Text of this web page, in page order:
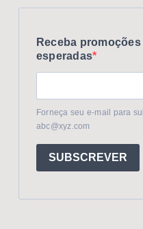
Receba
esperadas
Forneça seu e-mail para
abc@xyz.com
SUBSCREVER